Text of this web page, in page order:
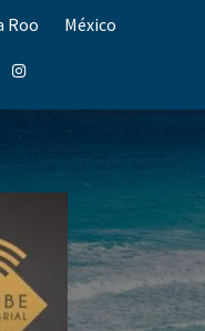
Roo México
Instagram